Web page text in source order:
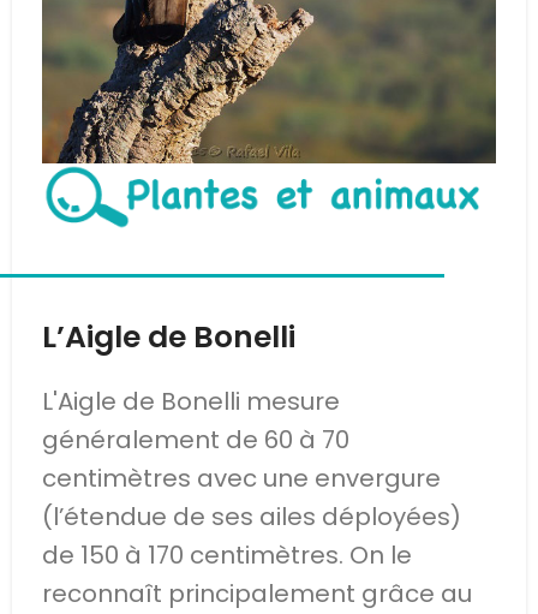
L’Aigle de Bonelli
L'Aigle de Bonelli mesure
généralement de 60 à 70
centimètres avec une envergure
(l’étendue de ses ailes déployées)
de 150 à 170 centimètres. On le
reconnaît principalement grâce au